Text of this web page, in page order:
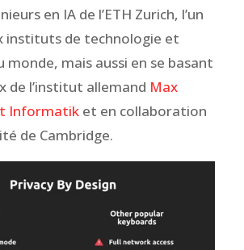
en IA de l’ETH Zurich, l’un
instituts de technologie et
monde, mais aussi en se basant
de l’institut allemand Max
Informatiket en collaboration
de Cambridge.